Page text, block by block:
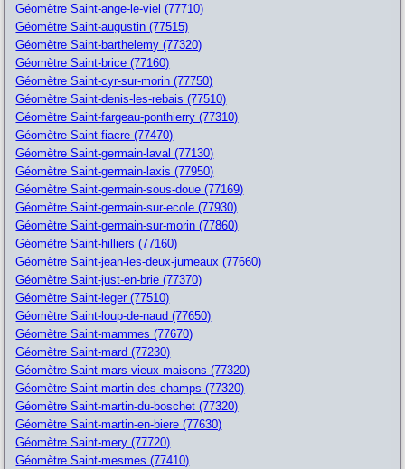
Géomètre Saint-ange-le-viel (77710)
Géomètre Saint-augustin (77515)
Géomètre Saint-barthelemy (77320)
Géomètre Saint-brice (77160)
Géomètre Saint-cyr-sur-morin (77750)
Géomètre Saint-denis-les-rebais (77510)
Géomètre Saint-fargeau-ponthierry (77310)
Géomètre Saint-fiacre (77470)
Géomètre Saint-germain-laval (77130)
Géomètre Saint-germain-laxis (77950)
Géomètre Saint-germain-sous-doue (77169)
Géomètre Saint-germain-sur-ecole (77930)
Géomètre Saint-germain-sur-morin (77860)
Géomètre Saint-hilliers (77160)
Géomètre Saint-jean-les-deux-jumeaux (77660)
Géomètre Saint-just-en-brie (77370)
Géomètre Saint-leger (77510)
Géomètre Saint-loup-de-naud (77650)
Géomètre Saint-mammes (77670)
Géomètre Saint-mard (77230)
Géomètre Saint-mars-vieux-maisons (77320)
Géomètre Saint-martin-des-champs (77320)
Géomètre Saint-martin-du-boschet (77320)
Géomètre Saint-martin-en-biere (77630)
Géomètre Saint-mery (77720)
Géomètre Saint-mesmes (77410)